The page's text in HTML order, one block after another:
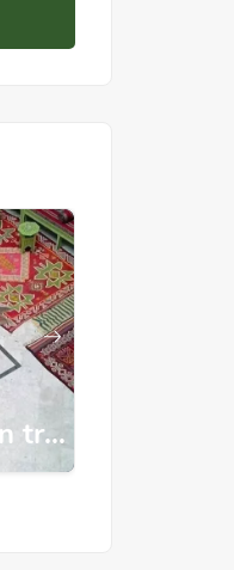
A vendre une maison traditionnelle à Tunis